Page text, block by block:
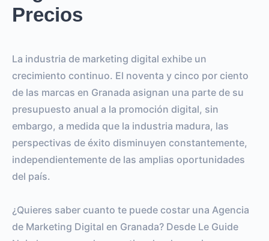
Precios
La industria de marketing digital exhibe un
crecimiento continuo. El noventa y cinco por ciento
de las marcas en Granada asignan una parte de su
presupuesto anual a la promoción digital, sin
embargo, a medida que la industria madura, las
perspectivas de éxito disminuyen constantemente,
independientemente de las amplias oportunidades
del país.
¿Quieres saber cuanto te puede costar una Agencia
de Marketing Digital en Granada? Desde Le Guide